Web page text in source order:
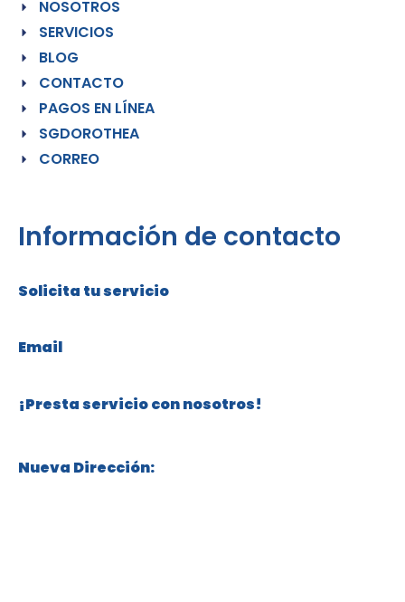
NOSOTROS
SERVICIOS
BLOG
CONTACTO
PAGOS EN LÍNEA
SGDOROTHEA
CORREO
Información de contacto
Solicita tu servicio
Email
¡Presta servicio con nosotros!
Nueva Dirección: